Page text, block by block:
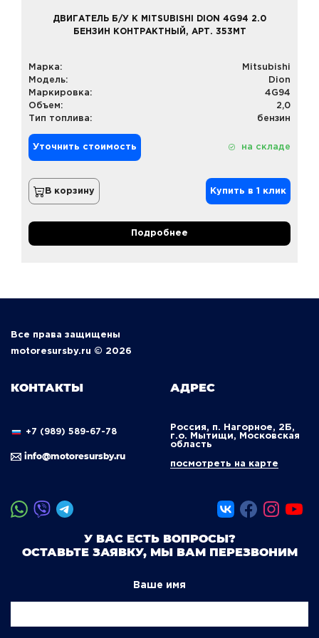
ДВИГАТЕЛЬ Б/У К MITSUBISHI DION 4G94 2.0
БЕНЗИН КОНТРАКТНЫЙ, АРТ. 353MT
Марка:
Mitsubishi
Модель:
Dion
Маркировка:
4G94
Объем:
2,0
Тип топлива:
бензин
Уточнить стоимость на складе
В корзину Купить в 1 клик
Подробнее
Все права защищены
motoresursby.ru © 2026
КОНТАКТЫ
+7 (989) 589-67-78
info@motoresursby.ru
АДРЕС
Россия, п. Нагорное, 2Б,
г.о. Мытищи, Московская
область
посмотреть на карте
У ВАС ЕСТЬ ВОПРОСЫ?
ОСТАВЬТЕ ЗАЯВКУ, МЫ ВАМ ПЕРЕЗВОНИМ
Ваше имя